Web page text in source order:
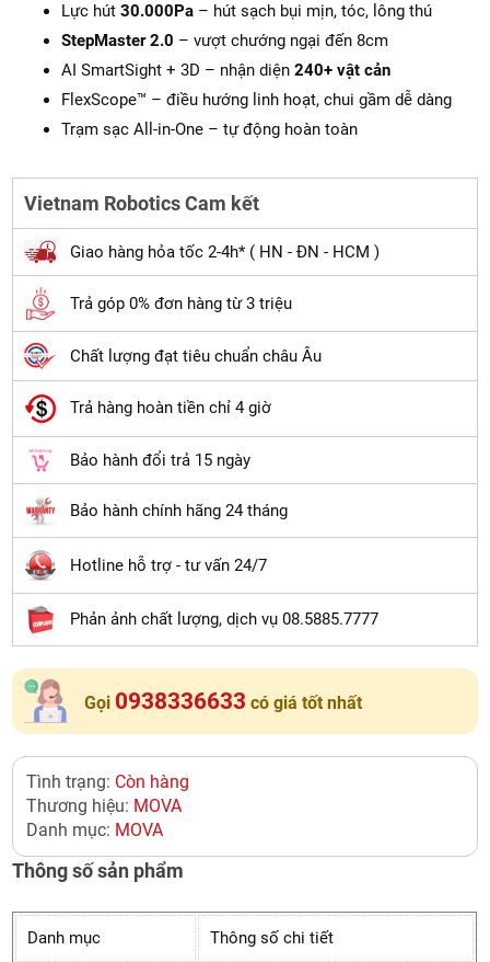
Lực hút30.000Pa – hút sạch bụi mịn, tóc, lông thú
StepMaster 2.0 – vượt chướng ngại đến 8cm
AI SmartSight + 3D – nhận diện240+ vật cản
FlexScope™ – điều hướng linh hoạt, chui gầm dễ dàng
Trạm sạc All-in-One – tự động hoàn toàn
Vietnam Robotics Cam kết
Giao hàng hỏa tốc 2-4h* ( HN - ĐN - HCM )
Trả góp 0% đơn hàng từ 3 triệu
Chất lượng đạt tiêu chuẩn châu Âu
Trả hàng hoàn tiền chỉ 4 giờ
Bảo hành đổi trả 15 ngày
Bảo hành chính hãng 24 tháng
Hotline hỗ trợ - tư vấn 24/7
Phản ảnh chất lượng, dịch vụ 08.5885.7777
Gọi 0938336633 có giá tốt nhất
Tình trạng: Còn hàng
Thương hiệu: MOVA
Danh mục: MOVA
Thông số sản phẩm
Danh mục Thông số chi tiết